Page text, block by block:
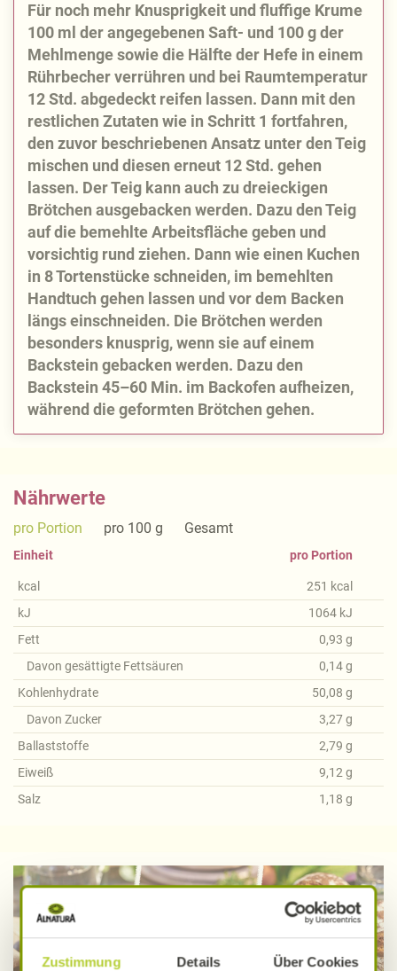
Zustimmung Details Über Cookies
Für noch mehr Knusprigkeit und fluffige Krume
100 ml der angegebenen Saft- und 100 g der
Mehlmenge sowie die Hälfte der Hefe in einem
Rührbecher verrühren und bei Raumtemperatur
12 Std. abgedeckt reifen lassen. Dann mit den
restlichen Zutaten wie in Schritt 1 fortfahren,
den zuvor beschriebenen Ansatz unter den Teig
mischen und diesen erneut 12 Std. gehen
lassen. Der Teig kann auch zu dreieckigen
Brötchen ausgebacken werden. Dazu den Teig
auf die bemehlte Arbeitsfläche geben und
vorsichtig rund ziehen. Dann wie einen Kuchen
in 8 Tortenstücke schneiden, im bemehlten
Handtuch gehen lassen und vor dem Backen
längs einschneiden. Die Brötchen werden
besonders knusprig, wenn sie auf einem
Backstein gebacken werden. Dazu den
Backstein 45–60 Min. im Backofen aufheizen,
während die geformten Brötchen gehen.
Nährwerte
pro Portion pro 100 g Gesamt
Einheit
kcal
kJ
Fett
Davon gesättigte Fettsäuren
Kohlenhydrate
Davon Zucker
Ballaststoffe
Eiweiß
Salz
pro Portion
251 kcal
1064 kJ
0,93 g
0,14g
50,08 g
3,27g
2,79 g
9,12 g
1,18 g